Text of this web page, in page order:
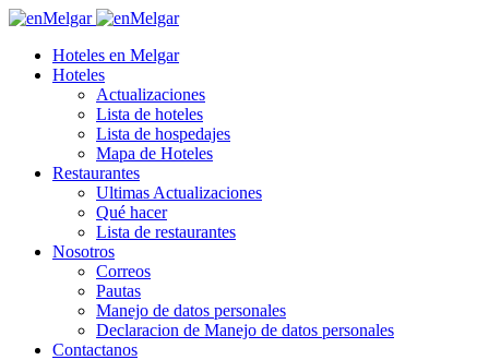
Hoteles en Melgar
Hoteles
Actualizaciones
Lista de hoteles
Lista de hospedajes
Mapa de Hoteles
Restaurantes
Ultimas Actualizaciones
Qué hacer
Lista de restaurantes
Nosotros
Correos
Pautas
Manejo de datos personales
Declaracion de Manejo de datos personales
Contactanos